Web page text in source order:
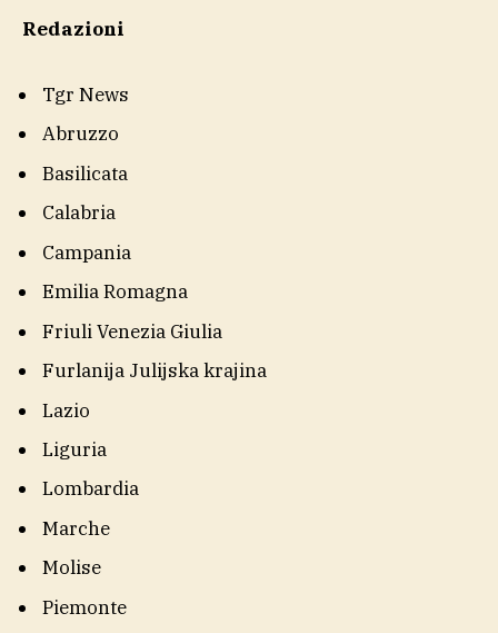
Redazioni
Tgr News
Abruzzo
Basilicata
Calabria
Campania
Emilia Romagna
Friuli Venezia Giulia
Furlanija Julijska krajina
Lazio
Liguria
Lombardia
Marche
Molise
Piemonte